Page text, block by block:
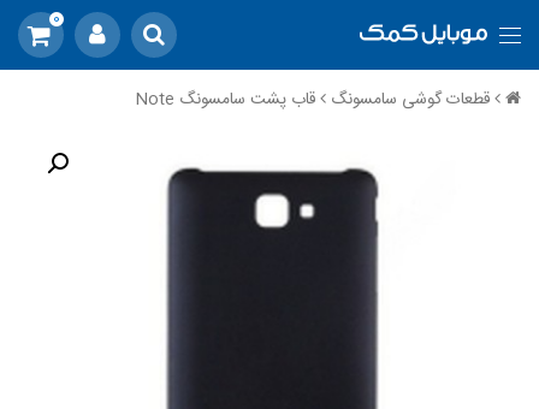
0
قطعات گوشی سامسونگ قاب پشت سامسونگ Note